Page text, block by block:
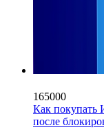
165000
Как покупать
после